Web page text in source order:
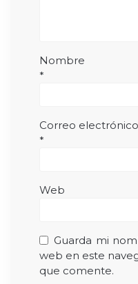
Nombre
*
Correo electrónico
*
Web
Guarda mi
web en este
que comente.